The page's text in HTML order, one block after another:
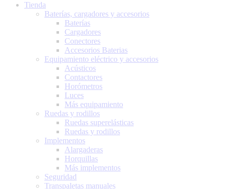
Tienda
Baterías, cargadores y accesorios
Baterías
Cargadores
Conectores
Accesorios Baterias
Equipamiento eléctrico y accesorios
Acústicos
Contactores
Horómetros
Luces
Más equipamiento
Ruedas y rodillos
Ruedas superelásticas
Ruedas y rodillos
Implementos
Alargaderas
Horquillas
Más implementos
Seguridad
Transpaletas manuales